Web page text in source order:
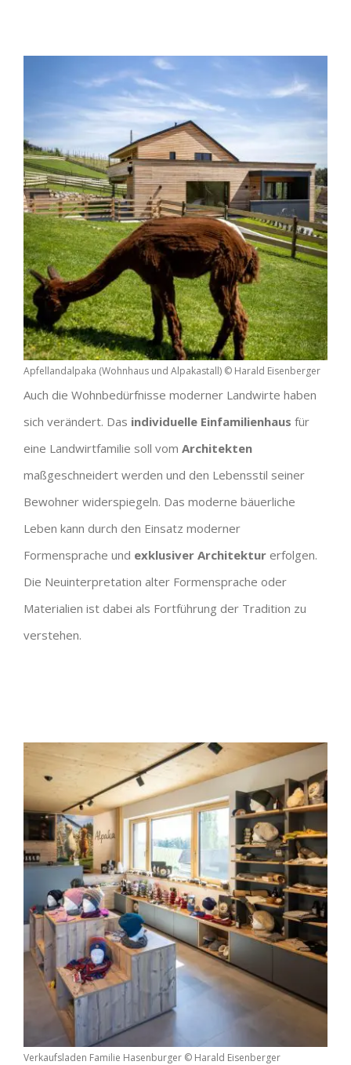
Apfellandalpaka (Wohnhaus und Alpakastall) © Harald Eisenberger
Auch die Wohnbedürfnisse moderner Landwirte haben
sich verändert. Das individuelle Einfamilienhaus für
eine Landwirtfamilie soll vom Architekten
maßgeschneidert werden und den Lebensstil seiner
Bewohner widerspiegeln. Das moderne bäuerliche
Leben kann durch den Einsatz moderner
Formensprache und exklusiver Architektur erfolgen.
Die Neuinterpretation alter Formensprache oder
Materialien ist dabei als Fortführung der Tradition zu
verstehen.
Verkaufsladen Familie Hasenburger © Harald Eisenberger